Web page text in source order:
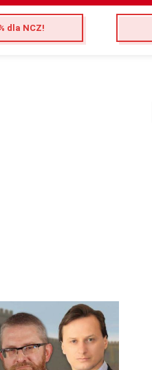
dla NCZ!